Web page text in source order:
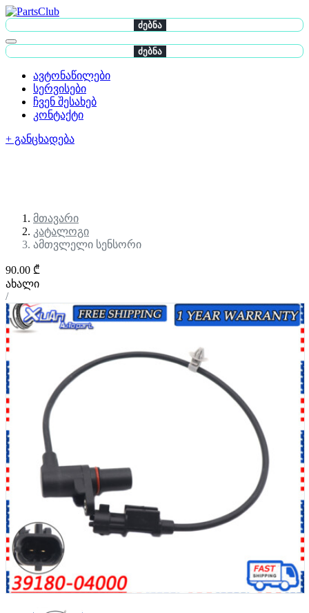
ძებნა
ძებნა
ავტონაწილები
სერვისები
ჩვენ შესახებ
კონტაქტი
+ განცხადება
მთავარი
კატალოგი
ამთვლელი სენსორი
90.00 ₾
ახალი
/